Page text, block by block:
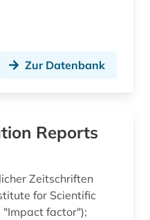
Zur Datenbank
Reports
Zeitschriften
for Scientific
"Impact factor");